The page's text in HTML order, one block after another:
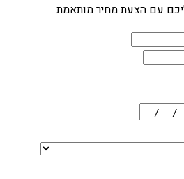
עם הצעת מחיר מותאמת